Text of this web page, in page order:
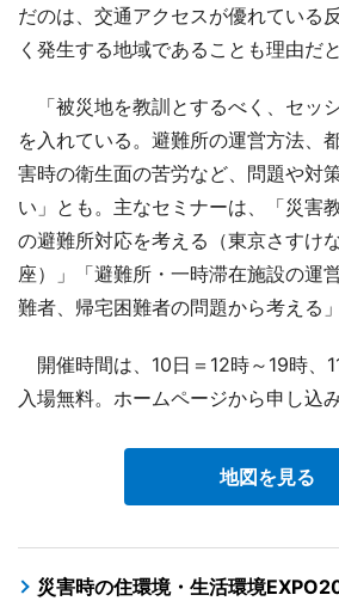
だのは、交通アクセスが優れている
く発生する地域であることも理由だと
「被災地を教訓とするべく、セッ
を入れている。避難所の運営方法、
害時の衛生面の苦労など、問題や対
い」とも。主なセミナーは、「災害
の避難所対応を考える（東京さすけ
座）」「避難所・一時滞在施設の運
難者、帰宅困難者の問題から考える
開催時間は、10日＝12時～19時、
入場無料。ホームページから申し込
地図を見る
災害時の住環境・生活環境